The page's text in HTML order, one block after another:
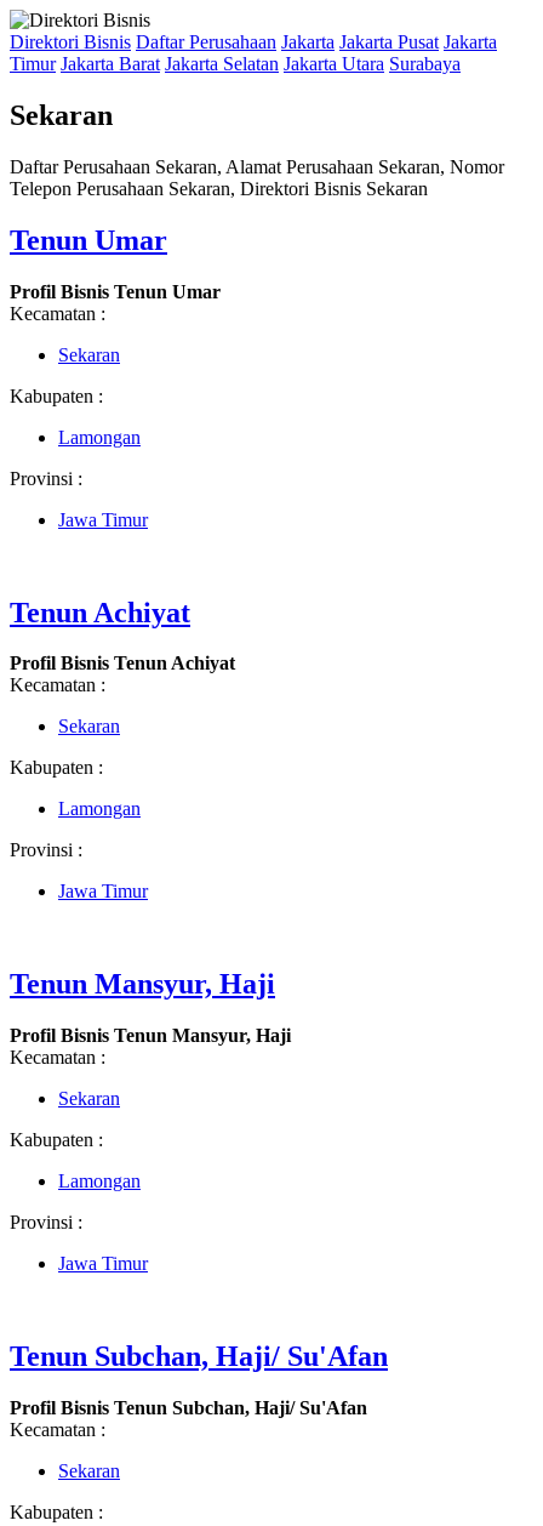
Direktori Bisnis Daftar Perusahaan Jakarta Jakarta Pusat Jakarta
Timur Jakarta Barat Jakarta Selatan Jakarta Utara Surabaya
Sekaran
Daftar Perusahaan Sekaran, Alamat Perusahaan Sekaran, Nomor
Telepon Perusahaan Sekaran, Direktori Bisnis Sekaran
Tenun Umar
Profil Bisnis Tenun Umar
Kecamatan :
Sekaran
Kabupaten :
Lamongan
Provinsi :
Jawa Timur
Tenun Achiyat
Profil Bisnis Tenun Achiyat
Kecamatan :
Sekaran
Kabupaten :
Lamongan
Provinsi :
Jawa Timur
Tenun Mansyur, Haji
Profil Bisnis Tenun Mansyur, Haji
Kecamatan :
Sekaran
Kabupaten :
Lamongan
Provinsi :
Jawa Timur
Tenun Subchan, Haji/ Su'Afan
Profil Bisnis Tenun Subchan, Haji/ Su'Afan
Kecamatan :
Sekaran
Kabupaten :